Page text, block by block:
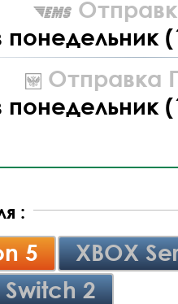
понедельник
Отправка
понедельник
:
5
XBOX
2